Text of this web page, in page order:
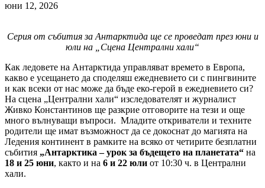
юни 12, 2026
Серия от събития за Антарктида ще се проведат през юни и
юли на „Сцена Централни хали“
Как ледовете на Антарктида управляват времето в Европа,
какво е усещането да споделяш ежедневието си с пингвините
и как всеки от нас може да бъде еко-герой в ежедневието си?
На сцена „Централни хали“ изследователят и журналист
Живко Константинов ще разкрие отговорите на тези и още
много вълнуващи въпроси. Младите откриватели и техните
родители ще имат възможност да се докоснат до магията на
Ледения континент в рамките на всяко от четирите безплатни
събития „Антарктика – урок за бъдещето на планетата“ на
18 и 25 юни, както и на 6 и 22 юли от 10:30 ч. в Централни
хали.